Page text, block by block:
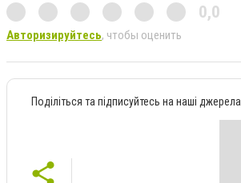
0,0
Авторизируйтесь, чтобы оценить
Поділіться та підписуйтесь на наші джерела